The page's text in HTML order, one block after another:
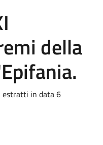
della
estratti in data 6